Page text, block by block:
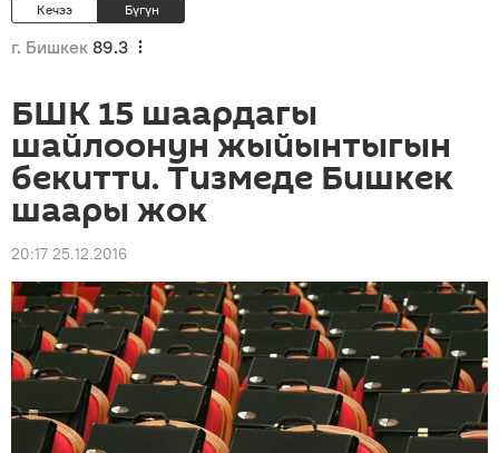
Кечээ Бүгүн
г. Бишкек 89.3
БШК 15 шаардагы
шайлоонун жыйынтыгын
бекитти. Тизмеде Бишкек
шаары жок
20:17 25.12.2016